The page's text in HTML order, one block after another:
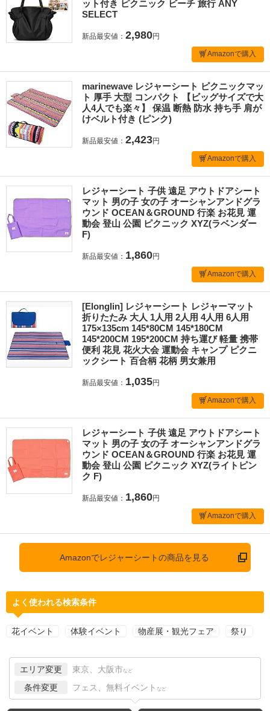
ット付き ピクニック ビーチ 旅行 ANY
SELECT
新品最安値： 2,980円
Amazonで購入
marinewave レジャーシート ピクニックマッ
ト 厚手 大型 コンパクト 【ビッグサイズで大
人4人でも楽々】 保温 断熱 防水 持ち手 肩が
けベルト付き (ピンク)
新品最安値： 2,423円
Amazonで購入
レジャーシート 子供 遠足 アウトドアシート
マット 男の子 女の子 オーシャンアンドグラ
ウンド OCEAN＆GROUND 行楽 お花見 運
動会 登山 公園 ピクニック XYZ(ラベンダー
F)
新品最安値： 1,860円
Amazonで購入
[Elonglin] レジャーシート レジャーマット
折りたたみ 大人 1人用 2人用 4人用 6人用
175×135cm 145*80CM 145*180CM
145*200CM 195*200CM 持ち運び 軽量 携帯
便利 花見 花火大会 運動会 キャンプ ピクニ
ックシート 百合柄 花柄 男女兼用
新品最安値： 1,035円
Amazonで購入
レジャーシート 子供 遠足 アウトドアシート
マット 男の子 女の子 オーシャンアンドグラ
ウンド OCEAN＆GROUND 行楽 お花見 運
動会 登山 公園 ピクニック XYZ(ライトピン
ク F)
新品最安値： 1,860円
Amazonで購入
Amazonでレジャーシートの商品を見る
よく使われる検索条件
花イベント 体験イベント 物産展・観光フェア 祭り
エリア変更 東京、大阪市 など
条件変更 フェス、無料イベント など